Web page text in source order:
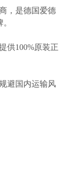
，是德国爱德
供100%原装正
避国内运输风